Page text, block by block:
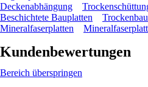
Deckenabhängung
Beschichtete Bauplatten
Mineralfaserplatten
Kundenbewertungen
Bereich überspringen